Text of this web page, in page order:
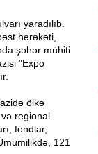
yaradılıb.
hərəkəti,
şəhər mühiti
"Expo
ölkə
regional
fondlar,
121